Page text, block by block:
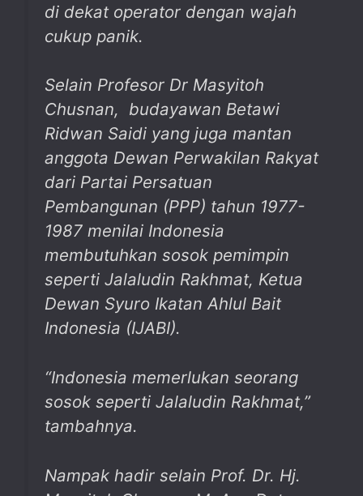
di dekat operator dengan wajah
cukup panik.
Selain Profesor Dr Masyitoh
Chusnan, budayawan Betawi
Ridwan Saidi yang juga mantan
anggota Dewan Perwakilan Rakyat
dari Partai Persatuan
Pembangunan (PPP) tahun 1977-
1987 menilai Indonesia
membutuhkan sosok pemimpin
seperti Jalaludin Rakhmat, Ketua
Dewan Syuro Ikatan Ahlul Bait
Indonesia (IJABI).
“Indonesia memerlukan seorang
sosok seperti Jalaludin Rakhmat,”
tambahnya.
Nampak hadir selain Prof. Dr. Hj.